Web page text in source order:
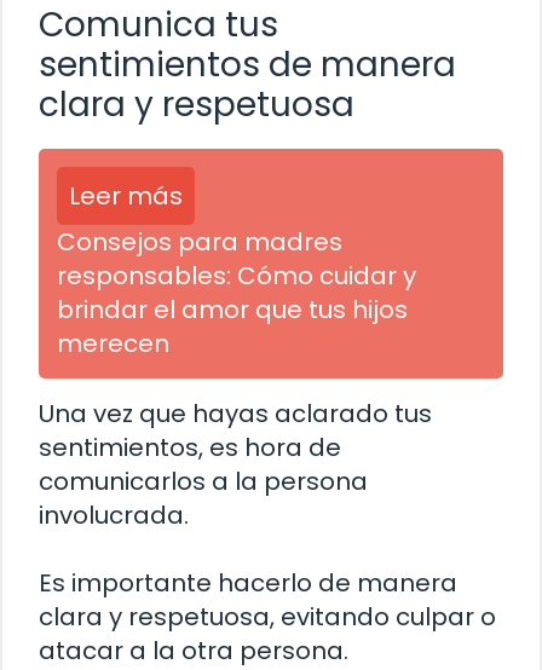
Comunica tus
sentimientos de manera
clara y respetuosa
Leer más
Consejos para madres
responsables: Cómo cuidar y
brindar el amor que tus hijos
merecen
Una vez que hayas aclarado tus
sentimientos, es hora de
comunicarlos a la persona
involucrada.
Es importante hacerlo de manera
clara y respetuosa, evitando culpar o
atacar a la otra persona.